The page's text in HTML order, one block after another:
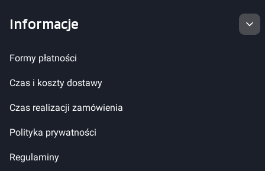
Informacje
Formy płatności
Czas i koszty dostawy
Czas realizacji zamówienia
Polityka prywatności
Regulaminy